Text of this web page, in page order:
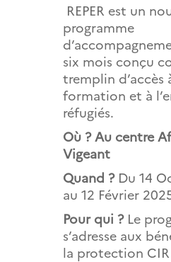
REPER est un
programme
six mois conçu
tremplin d’accès
formation et à
réfugiés.
Où ? Au centre
Vigeant
Quand ? Du 14
au 12 Février
Pour qui ? Le
s’adresse aux
la protection CIR